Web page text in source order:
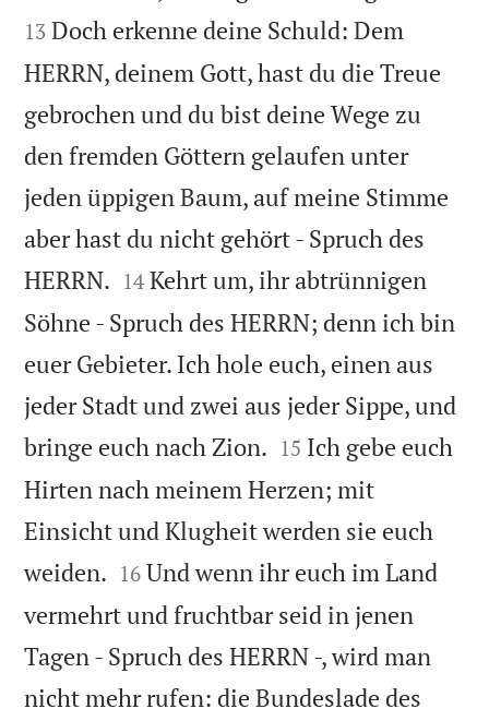
13 Doch erkenne deine Schuld: Dem
HERRN, deinem Gott, hast du die Treue
gebrochen und du bist deine Wege zu
den fremden Göttern gelaufen unter
jeden üppigen Baum, auf meine Stimme
aber hast du nicht gehört - Spruch des
HERRN. 

14 Kehrt um, ihr abtrünnigen
Söhne - Spruch des HERRN; denn ich bin
euer Gebieter. Ich hole euch, einen aus
jeder Stadt und zwei aus jeder Sippe, und
bringe euch nach Zion. 

15 Ich gebe euch
Hirten nach meinem Herzen; mit
Einsicht und Klugheit werden sie euch
weiden. 

16 Und wenn ihr euch im Land
vermehrt und fruchtbar seid in jenen
Tagen - Spruch des HERRN -, wird man
nicht mehr rufen: die Bundeslade des